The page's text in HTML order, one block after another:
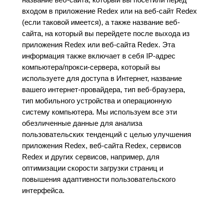
входом в приложение Redex или на веб-сайт Redex
(если таковой имеется), а также название веб-
сайта, на который вы перейдете после выхода из
приложения Redex или веб-сайта Redex. Эта
информация также включает в себя IP-адрес
компьютера/прокси-сервера, который вы
используете для доступа в Интернет, название
вашего интернет-провайдера, тип веб-браузера,
тип мобильного устройства и операционную
систему компьютера. Мы используем все эти
обезличенные данные для анализа
пользовательских тенденций с целью улучшения
приложения Redex, веб-сайта Redex, сервисов
Redex и других сервисов, например, для
оптимизации скорости загрузки страниц и
повышения адаптивности пользовательского
интерфейса.